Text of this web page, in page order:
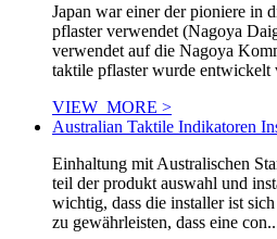
Japan war einer der pioniere in
pflaster verwendet (Nagoya
verwendet auf die Nagoya
taktile pflaster wurde
VIEW_MORE >
Australian Taktile Indikatoren
Einhaltung mit Australischen
teil der produkt auswahl und
wichtig, dass die installer ist
zu gewährleisten, dass eine